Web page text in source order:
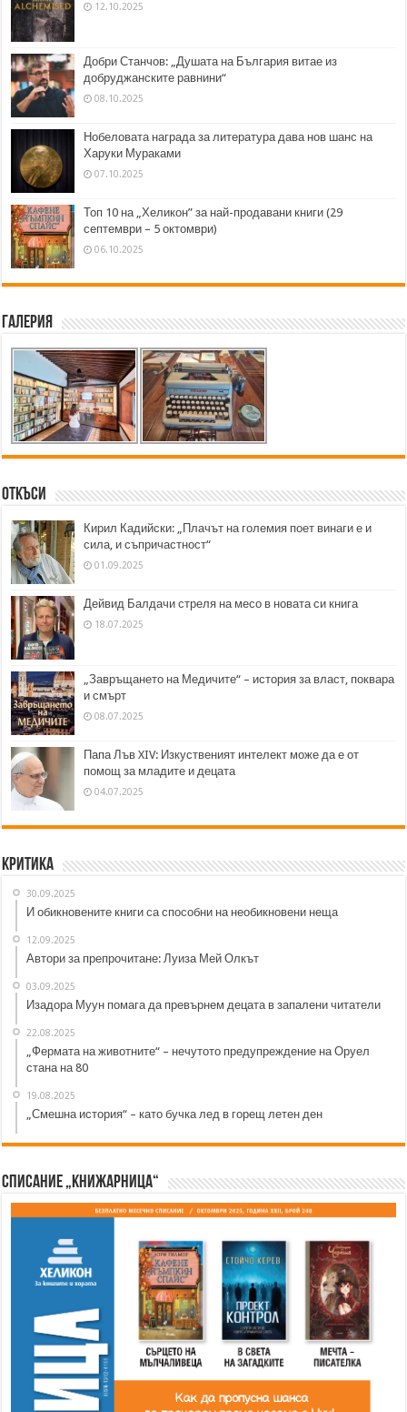
12.10.2025
Добри Станчов: „Душата на България витае из
добруджанските равнини“
08.10.2025
Нобеловата награда за литература дава нов шанс на
Харуки Мураками
07.10.2025
Топ 10 на „Хеликон” за най-продавани книги (29
септември – 5 октомври)
06.10.2025
Галерия
Откъси
Кирил Кадийски: „Плачът на големия поет винаги е и
сила, и съпричастност“
01.09.2025
Дейвид Балдачи стреля на месо в новата си книга
18.07.2025
„Завръщането на Медичите“ – история за власт, поквара
и смърт
08.07.2025
Папа Лъв XIV: Изкуственият интелект може да е от
помощ за младите и децата
04.07.2025
Критика
30.09.2025
И обикновените книги са способни на необикновени неща
12.09.2025
Автори за препрочитане: Луиза Мей Олкът
03.09.2025
Изадора Муун помага да превърнем децата в запалени читатели
22.08.2025
„Фермата на животните“ – нечутото предупреждение на Оруел
стана на 80
19.08.2025
„Смешна история“ – като бучка лед в горещ летен ден
Списание „Книжарница“